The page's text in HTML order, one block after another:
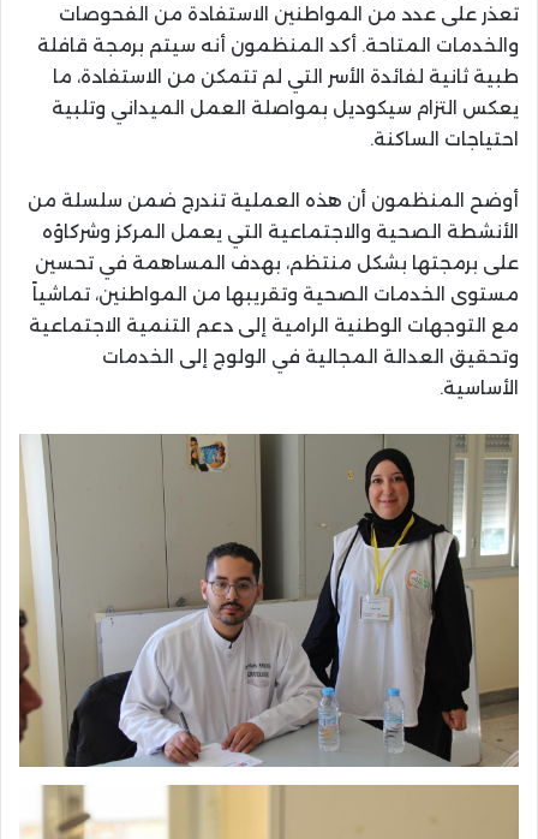
تعذر على عدد من المواطنين الاستفادة من الفحوصات
والخدمات المتاحة. أكد المنظمون أنه سيتم برمجة قافلة
طبية ثانية لفائدة الأسر التي لم تتمكن من الاستفادة، ما
يعكس التزام سيكوديل بمواصلة العمل الميداني وتلبية
احتياجات الساكنة.
أوضح المنظمون أن هذه العملية تندرج ضمن سلسلة من
الأنشطة الصحية والاجتماعية التي يعمل المركز وشركاؤه
على برمجتها بشكل منتظم، بهدف المساهمة في تحسين
مستوى الخدمات الصحية وتقريبها من المواطنين، تماشياً
مع التوجهات الوطنية الرامية إلى دعم التنمية الاجتماعية
وتحقيق العدالة المجالية في الولوج إلى الخدمات
الأساسية.